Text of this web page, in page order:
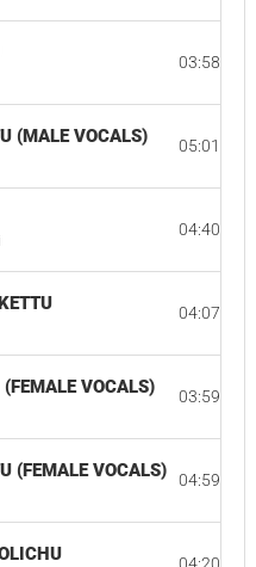
03:58
(MALE VOCALS) 05:01
04:40
04:07
VOCALS) 03:59
(FEMALE VOCALS) 04:59